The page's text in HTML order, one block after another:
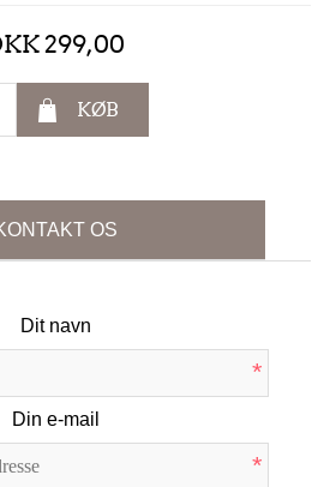
299,00
KØB
OS
Dit navn
*
Din e-mail
*